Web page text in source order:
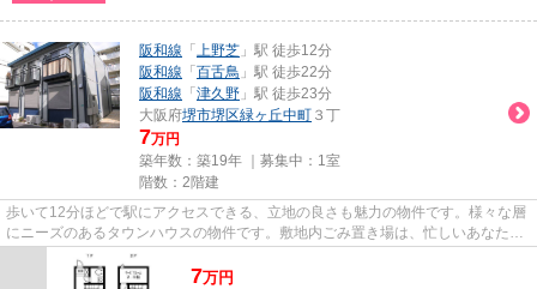
阪和線 「 上野芝 」駅 徒歩12分
阪和線 「 百舌鳥 」駅 徒歩22分
阪和線 「 津久野 」駅 徒歩23分
大阪府堺市堺区緑ヶ丘中町 ３丁
7万円
築年数：築19年 ｜募集中： 1室
階数：2階建
歩いて12分ほどで駅にアクセスできる、立地の良さも魅力の物件です。様々な層
にニーズのあるタウンハウスの物件です。敷地内ごみ置き場は、忙しいあなたに
とってマストな条件ではない...
7万円